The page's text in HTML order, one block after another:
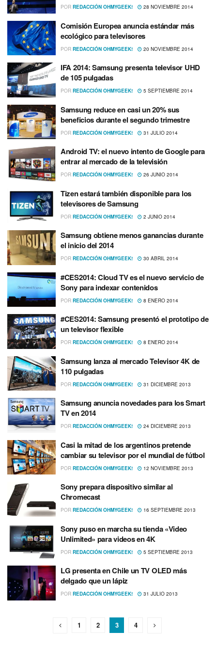
POR REDACCIÓN OHMYGEEK! 28 NOVIEMBRE 2014
Comisión Europea anuncia estándar más
ecológico para televisores
POR REDACCIÓN OHMYGEEK! 20 NOVIEMBRE 2014
IFA 2014: Samsung presenta televisor UHD
de 105 pulgadas
POR REDACCIÓN OHMYGEEK! 5 SEPTIEMBRE 2014
Samsung reduce en casi un 20% sus
beneficios durante el segundo trimestre
POR REDACCIÓN OHMYGEEK! 31 JULIO 2014
Android TV: el nuevo intento de Google para
entrar al mercado de la televisión
POR REDACCIÓN OHMYGEEK! 26 JUNIO 2014
Tizen estará también disponible para los
televisores de Samsung
POR REDACCIÓN OHMYGEEK! 2 JUNIO 2014
Samsung obtiene menos ganancias durante
el inicio del 2014
POR REDACCIÓN OHMYGEEK! 30 ABRIL 2014
#CES2014: Cloud TV es el nuevo servicio de
Sony para indexar contenidos
POR REDACCIÓN OHMYGEEK! 8 ENERO 2014
#CES2014: Samsung presentó el prototipo de
un televisor flexible
POR REDACCIÓN OHMYGEEK! 8 ENERO 2014
Samsung lanza al mercado Televisor 4K de
110 pulgadas
POR REDACCIÓN OHMYGEEK! 31 DICIEMBRE 2013
Samsung anuncia novedades para los Smart
TV en 2014
POR REDACCIÓN OHMYGEEK! 24 DICIEMBRE 2013
Casi la mitad de los argentinos pretende
cambiar su televisor por el mundial de fútbol
POR REDACCIÓN OHMYGEEK! 12 NOVIEMBRE 2013
Sony prepara dispositivo similar al
Chromecast
POR REDACCIÓN OHMYGEEK! 16 SEPTIEMBRE 2013
Sony puso en marcha su tienda «Video
Unlimited» para videos en 4K
POR REDACCIÓN OHMYGEEK! 5 SEPTIEMBRE 2013
LG presenta en Chile un TV OLED más
delgado que un lápiz
POR REDACCIÓN OHMYGEEK! 31 JULIO 2013
1 2 3 4